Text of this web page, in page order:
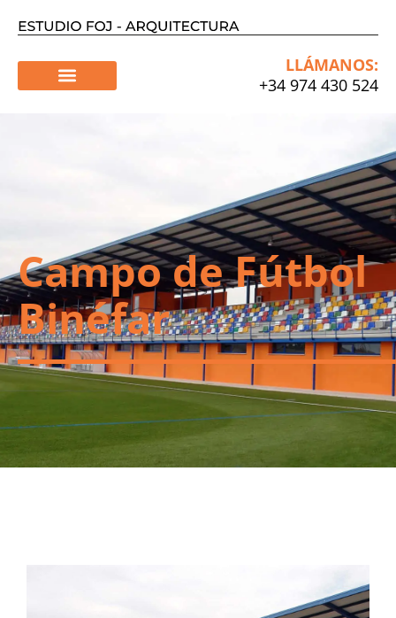
LLÁMANOS:
+34 974 430 524
Campo de Fútbol
Binéfar